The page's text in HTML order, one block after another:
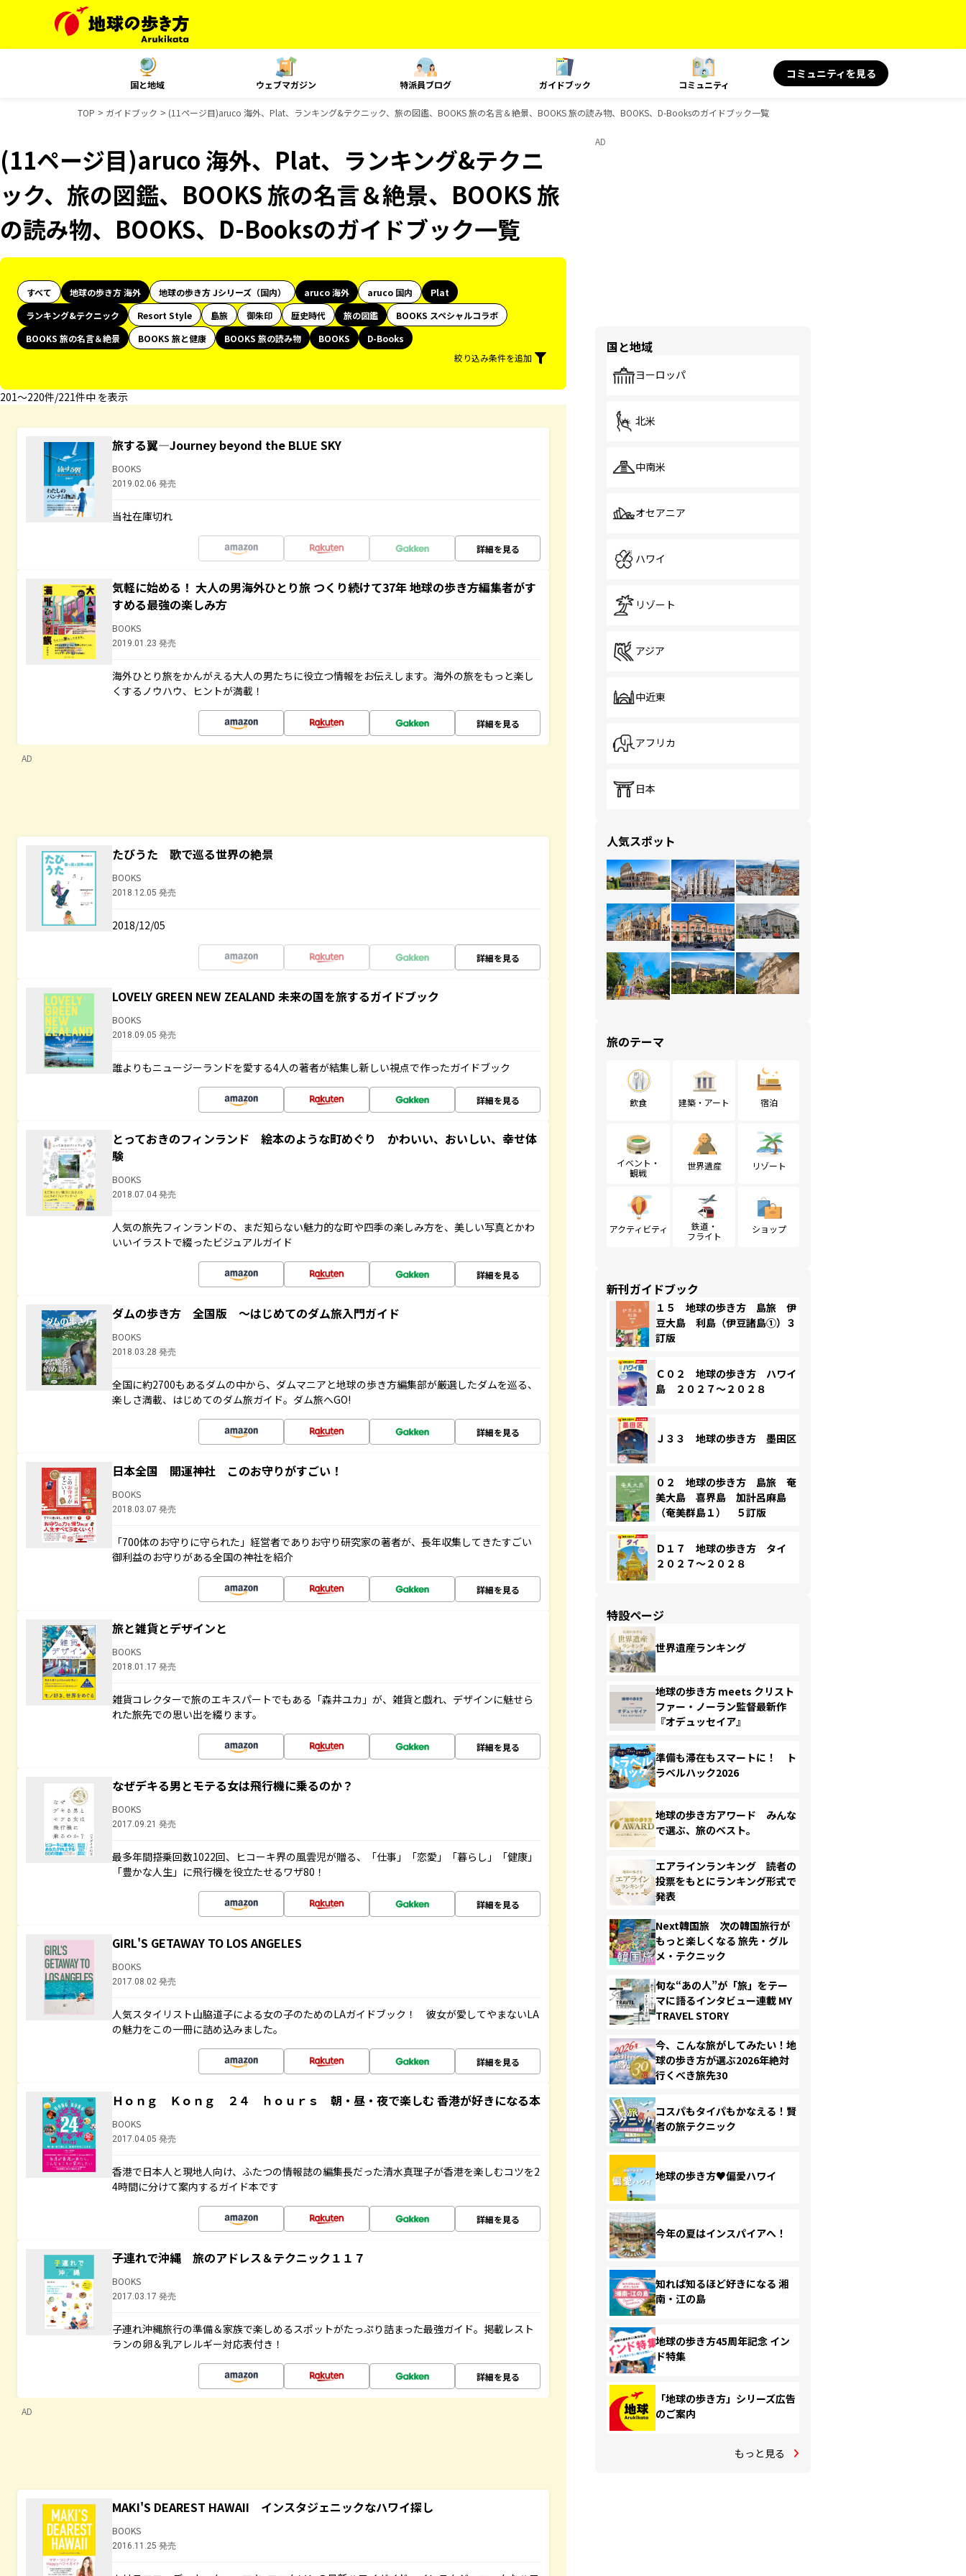
国と地域 ウェブマガジン 特派員ブログ ガイドブック コミュニティ
コミュニティを見る
TOP ガイドブック (11ページ目)aruco 海外、Plat、ランキング&テクニック、旅の図鑑、BOOKS 旅の名言＆絶景、BOOKS 旅の読み物、BOOKS、D-Booksのガイドブック一覧
(11ページ目)aruco 海外、Plat、ランキング&テクニ
ック、旅の図鑑、BOOKS 旅の名言＆絶景、BOOKS 旅
の読み物、BOOKS、D-Booksのガイドブック一覧
すべて 地球の歩き方 海外 地球の歩き方 Jシリーズ（国内） aruco 海外 aruco 国内
Plat
ランキング&テクニック
Resort Style 島旅 御朱印 歴史時代 旅の図鑑
BOOKS スペシャルコラボ
BOOKS 旅の名言＆絶景
BOOKS 旅と健康 BOOKS 旅の読み物 BOOKS
D-Books
絞り込み条件を追加
201〜220件/221件中 を表示
旅する翼―Journey beyond the BLUE SKY
BOOKS
2019.02.06 発売
当社在庫切れ
詳細を見る
気軽に始める！ 大人の男海外ひとり旅 つくり続けて37年 地球の歩き方編集者がす
すめる最強の楽しみ方
BOOKS
2019.01.23 発売
海外ひとり旅をかんがえる大人の男たちに役立つ情報をお伝えします。海外の旅をもっと楽し
くするノウハウ、ヒントが満載！
詳細を見る
AD
たびうた 歌で巡る世界の絶景
BOOKS
2018.12.05 発売
2018/12/05
詳細を見る
LOVELY GREEN NEW ZEALAND 未来の国を旅するガイドブック
BOOKS
2018.09.05 発売
誰よりもニュージーランドを愛する4人の著者が結集し新しい視点で作ったガイドブック
詳細を見る
とっておきのフィンランド 絵本のような町めぐり かわいい、おいしい、幸せ体
験
BOOKS
2018.07.04 発売
人気の旅先フィンランドの、まだ知らない魅力的な町や四季の楽しみ方を、美しい写真とかわ
いいイラストで綴ったビジュアルガイド
詳細を見る
ダムの歩き方 全国版 ～はじめてのダム旅入門ガイド
BOOKS
2018.03.28 発売
全国に約2700もあるダムの中から、ダムマニアと地球の歩き方編集部が厳選したダムを巡る、
楽しさ満載、はじめてのダム旅ガイド。ダム旅へGO!
詳細を見る
日本全国 開運神社 このお守りがすごい！
BOOKS
2018.03.07 発売
「700体のお守りに守られた」経営者でありお守り研究家の著者が、長年収集してきたすごい
御利益のお守りがある全国の神社を紹介
詳細を見る
旅と雑貨とデザインと
BOOKS
2018.01.17 発売
雑貨コレクターで旅のエキスパートでもある「森井ユカ」が、雑貨と戯れ、デザインに魅せら
れた旅先での思い出を綴ります。
詳細を見る
なぜデキる男とモテる女は飛行機に乗るのか？
BOOKS
2017.09.21 発売
最多年間搭乗回数1022回、ヒコーキ界の風雲児が贈る、「仕事」「恋愛」「暮らし」「健康」
「豊かな人生」に飛行機を役立たせるワザ80！
詳細を見る
GIRL'S GETAWAY TO LOS ANGELES
BOOKS
2017.08.02 発売
人気スタイリスト山脇道子による女の子のためのLAガイドブック！ 彼女が愛してやまないLA
の魅力をこの一冊に詰め込みました。
詳細を見る
Ｈｏｎｇ Ｋｏｎｇ ２４ ｈｏｕｒｓ 朝・昼・夜で楽しむ 香港が好きになる本
BOOKS
2017.04.05 発売
香港で日本人と現地人向け、ふたつの情報誌の編集長だった清水真理子が香港を楽しむコツを2
4時間に分けて案内するガイド本です
詳細を見る
子連れで沖縄 旅のアドレス＆テクニック１１７
BOOKS
2017.03.17 発売
子連れ沖縄旅行の準備＆家族で楽しめるスポットがたっぷり詰まった最強ガイド。掲載レスト
ランの卵＆乳アレルギー対応表付き！
詳細を見る
AD
MAKI'S DEAREST HAWAII インスタジェニックなハワイ探し
BOOKS
2016.11.25 発売
AD
国と地域
ヨーロッパ
北米
中南米
オセアニア
ハワイ
リゾート
アジア
中近東
アフリカ
日本
人気スポット
旅のテーマ
飲食 建築・アート 宿泊
イベント・
観戦
世界遺産 リゾート
アクティビティ
鉄道・
フライト
ショップ
新刊ガイドブック
１５ 地球の歩き方 島旅 伊
豆大島 利島（伊豆諸島①）３
訂版
Ｃ０２ 地球の歩き方 ハワイ
島 ２０２７～２０２８
Ｊ３３ 地球の歩き方 墨田区
０２ 地球の歩き方 島旅 奄
美大島 喜界島 加計呂麻島
（奄美群島１） ５訂版
Ｄ１７ 地球の歩き方 タイ
２０２７～２０２８
特設ページ
世界遺産ランキング
地球の歩き方 meets クリスト
ファー・ノーラン監督最新作
『オデュッセイア』
準備も滞在もスマートに！ ト
ラベルハック2026
地球の歩き方アワード みんな
で選ぶ、旅のベスト。
エアラインランキング 読者の
投票をもとにランキング形式で
発表
Next韓国旅 次の韓国旅行が
もっと楽しくなる 旅先・グル
メ・テクニック
旬な“あの人”が「旅」をテー
マに語るインタビュー連載 MY
TRAVEL STORY
今、こんな旅がしてみたい！地
球の歩き方が選ぶ2026年絶対
行くべき旅先30
コスパもタイパもかなえる！賢
者の旅テクニック
地球の歩き方♥偏愛ハワイ
今年の夏はインスパイアへ！
知れば知るほど好きになる 湘
南・江の島
地球の歩き方45周年記念 イン
ド特集
「地球の歩き方」シリーズ広告
のご案内
もっと見る